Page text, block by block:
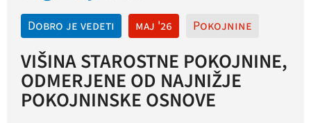
Dobro je vedeti maj '26 Pokojnine
VIŠINA STAROSTNE POKOJNINE,
ODMERJENE OD NAJNIŽJE
POKOJNINSKE OSNOVE